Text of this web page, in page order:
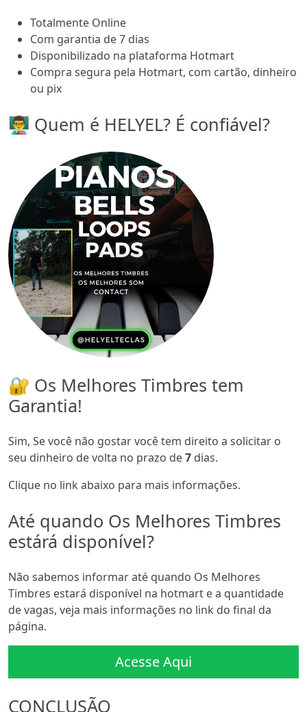
Totalmente Online
Com garantia de 7 dias
Disponibilizado na plataforma Hotmart
Compra segura pela Hotmart, com cartão, dinheiro
ou pix
👨‍🏫 Quem é HELYEL? É confiável?
🔐 Os Melhores Timbres tem
Garantia!
Sim, Se você não gostar você tem direito a solicitar o
seu dinheiro de volta no prazo de7 dias.
Clique no link abaixo para mais informações.
Até quando Os Melhores Timbres
estárá disponível?
Não sabemos informar até quando Os Melhores
Timbres estará disponível na hotmart e a quantidade
de vagas, veja mais informações no link do final da
página.
Acesse Aqui
CONCLUSÃO